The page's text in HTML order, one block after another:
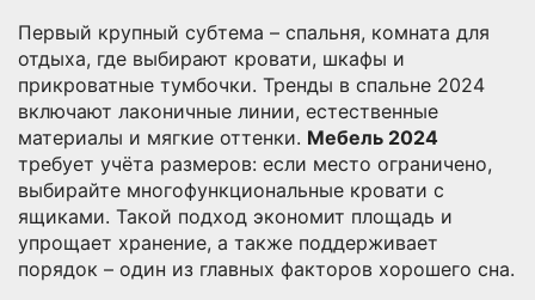
Первый крупный субтема – спальня, комната для
отдыха, где выбирают кровати, шкафы и
прикроватные тумбочки. Тренды в спальне 2024
включают лаконичные линии, естественные
материалы и мягкие оттенки. Мебель 2024
требует учёта размеров: если место ограничено,
выбирайте многофункциональные кровати с
ящиками. Такой подход экономит площадь и
упрощает хранение, а также поддерживает
порядок – один из главных факторов хорошего сна.